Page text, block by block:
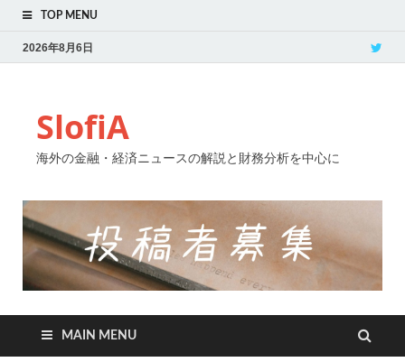
TOP MENU
2026年8月6日
SlofiA
海外の金融・経済ニュースの解説と財務分析を中心に
MAIN MENU